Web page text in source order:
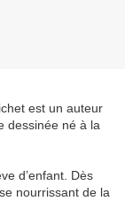
est un auteur
dessinée né à la
d’enfant. Dès
nourrissant de la